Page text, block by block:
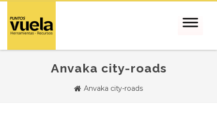
Anvaka city-roads
Anvaka city-roads